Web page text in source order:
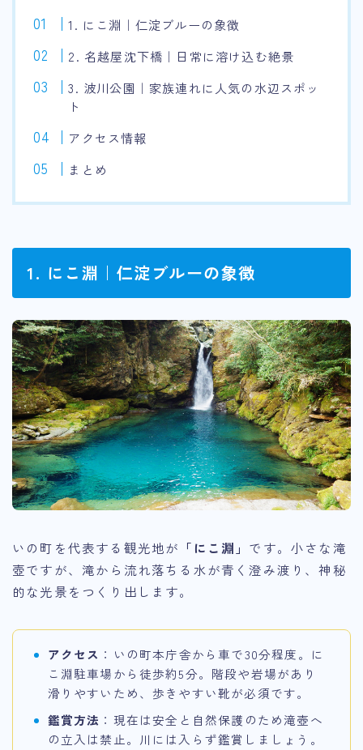
1. にこ淵｜仁淀ブルーの象徴
2. 名越屋沈下橋｜日常に溶け込む絶景
3. 波川公園｜家族連れに人気の水辺スポッ
ト
アクセス情報
まとめ
1. にこ淵｜仁淀ブルーの象徴
いの町を代表する観光地が 「にこ淵」 です。小さな滝
壺ですが、滝から流れ落ちる水が青く澄み渡り、神秘
的な光景をつくり出します。
アクセス ：いの町本庁舎から車で30分程度。に
こ淵駐車場から徒歩約5分。階段や岩場があり
滑りやすいため、歩きやすい靴が必須です。
鑑賞方法 ：現在は安全と自然保護のため滝壺へ
の立入は禁止。川には入らず鑑賞しましょう。